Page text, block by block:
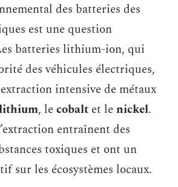
des batteries des
est une question
batteries lithium-ion, qui
des véhicules électriques,
intensive de métaux
, lecobalt et lenickel.
entraînent des
toxiques et ont un
sur les écosystèmes locaux.